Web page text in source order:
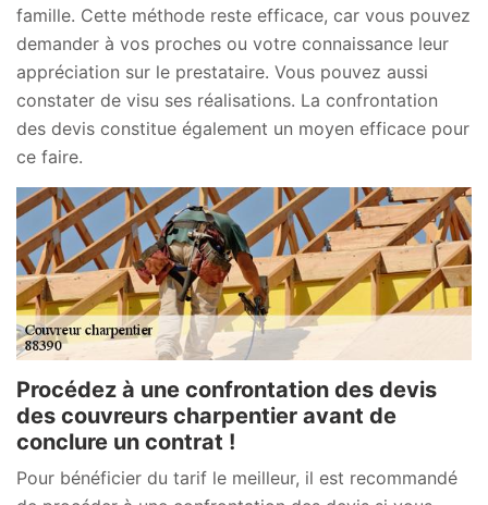
famille. Cette méthode reste efficace, car vous pouvez
demander à vos proches ou votre connaissance leur
appréciation sur le prestataire. Vous pouvez aussi
constater de visu ses réalisations. La confrontation
des devis constitue également un moyen efficace pour
ce faire.
Procédez à une confrontation des devis
des couvreurs charpentier avant de
conclure un contrat !
Pour bénéficier du tarif le meilleur, il est recommandé